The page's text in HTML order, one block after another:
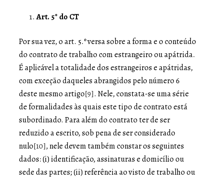
Art. 5° do CT
Por sua vez, o art. 5.º versa sobre a forma e o conteúdo
do contrato de trabalho com estrangeiro ou apátrida.
É aplicável a totalidade dos estrangeiros e apátridas,
com exceção daqueles abrangidos pelo número 6
deste mesmo artigo[9]. Nele, constata-se uma série
de formalidades às quais este tipo de contrato está
subordinado. Para além do contrato ter de ser
reduzido a escrito, sob pena de ser considerado
nulo[10], nele devem também constar os seguintes
dados: (i) identificação, assinaturas e domicílio ou
sede das partes; (ii) referência ao visto de trabalho ou